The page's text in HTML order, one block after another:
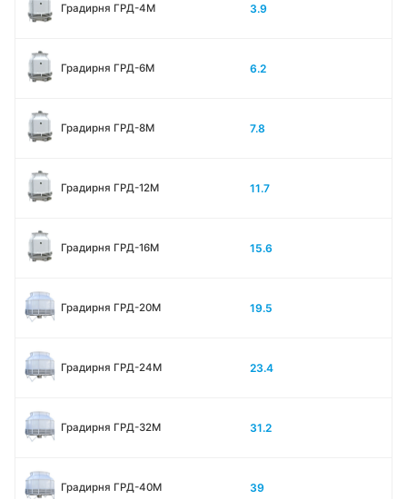
Градирня ГРД-4М 3.9
Градирня ГРД-6М 6.2
Градирня ГРД-8М 7.8
Градирня ГРД-12М 11.7
Градирня ГРД-16М 15.6
Градирня ГРД-20М 19.5
Градирня ГРД-24М 23.4
Градирня ГРД-32М 31.2
Градирня ГРД-40М 39